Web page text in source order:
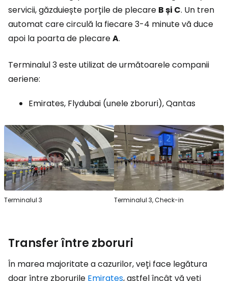
servicii, găzduiește porțile de plecare B și C. Un tren
automat care circulă la fiecare 3-4 minute vă duce
apoi la poarta de plecareA.
Terminalul 3 este utilizat de următoarele companii
aeriene:
Emirates, Flydubai (unele zboruri), Qantas
Terminalul 3 Terminalul 3, Check-in
Transfer între zboruri
În marea majoritate a cazurilor, veți face legătura
doar între zborurile Emirates, astfel încât vă veți